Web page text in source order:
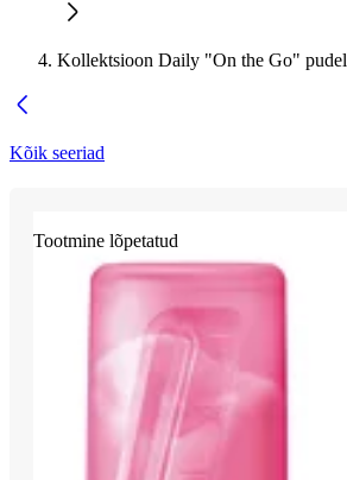
Kollektsioon Daily "On the Go" pudel
Kõik seeriad
Tootmine lõpetatud